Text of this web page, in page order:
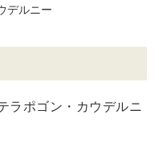
デルニー
ラポゴン・カウデルニ